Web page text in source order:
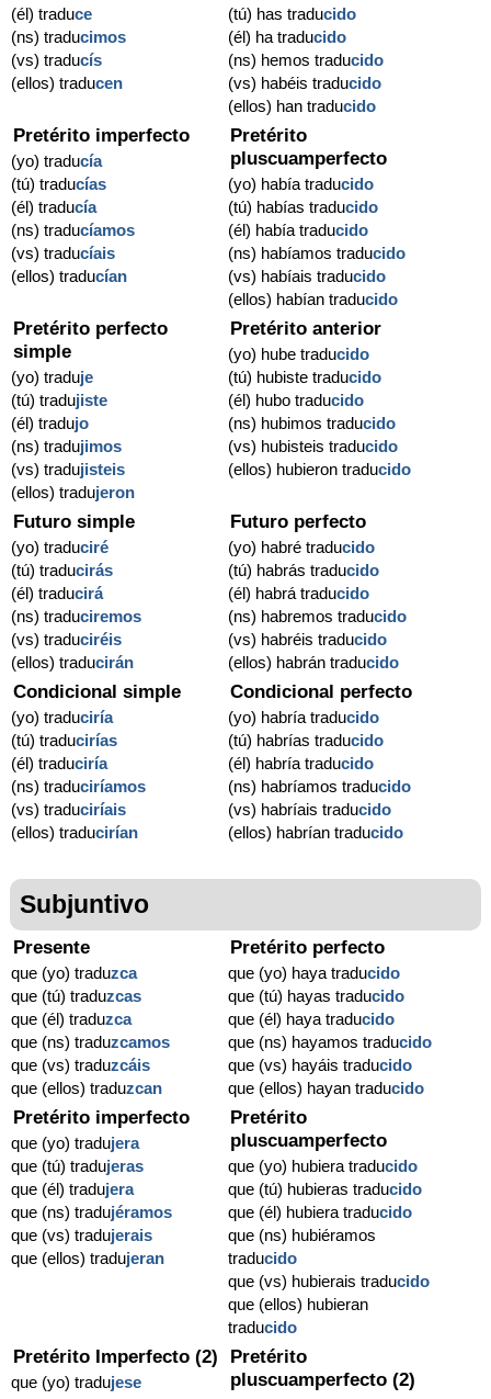
(él) traduce
(ns) traducimos
(vs) traducís
(ellos) traducen
(tú) has traducido
(él) ha traducido
(ns) hemos traducido
(vs) habéis traducido
(ellos) han traducido
Pretérito imperfecto
(yo) traducía
(tú) traducías
(él) traducía
(ns) traducíamos
(vs) traducíais
(ellos) traducían
Pretérito
pluscuamperfecto
(yo) había traducido
(tú) habías traducido
(él) había traducido
(ns) habíamos traducido
(vs) habíais traducido
(ellos) habían traducido
Pretérito perfecto
simple
(yo) traduje
(tú) tradujiste
(él) tradujo
(ns) tradujimos
(vs) tradujisteis
(ellos) tradujeron
Pretérito anterior
(yo) hube traducido
(tú) hubiste traducido
(él) hubo traducido
(ns) hubimos traducido
(vs) hubisteis traducido
(ellos) hubieron traducido
Futuro simple
(yo) traduciré
(tú) traducirás
(él) traducirá
(ns) traduciremos
(vs) traduciréis
(ellos) traducirán
Futuro perfecto
(yo) habré traducido
(tú) habrás traducido
(él) habrá traducido
(ns) habremos traducido
(vs) habréis traducido
(ellos) habrán traducido
Condicional simple
(yo) traduciría
(tú) traducirías
(él) traduciría
(ns) traduciríamos
(vs) traduciríais
(ellos) traducirían
Condicional perfecto
(yo) habría traducido
(tú) habrías traducido
(él) habría traducido
(ns) habríamos traducido
(vs) habríais traducido
(ellos) habrían traducido
Subjuntivo
Presente
que (yo) traduzca
que (tú) traduzcas
que (él) traduzca
que (ns) traduzcamos
que (vs) traduzcáis
que (ellos) traduzcan
Pretérito perfecto
que (yo) haya traducido
que (tú) hayas traducido
que (él) haya traducido
que (ns) hayamos traducido
que (vs) hayáis traducido
que (ellos) hayan traducido
Pretérito imperfecto
que (yo) tradujera
que (tú) tradujeras
que (él) tradujera
que (ns) tradujéramos
que (vs) tradujerais
que (ellos) tradujeran
Pretérito
pluscuamperfecto
que (yo) hubiera traducido
que (tú) hubieras traducido
que (él) hubiera traducido
que (ns) hubiéramos
traducido
que (vs) hubierais traducido
que (ellos) hubieran
traducido
Pretérito Imperfecto (2)
que (yo) tradujese
Pretérito
pluscuamperfecto (2)